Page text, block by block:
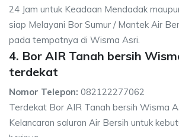
24 Jam untuk Keadaan Mendadak
siap Melayani Bor Sumur / Mantek Air
pada tempatnya di Wisma Asri.
4. Bor AIR Tanah bersih
terdekat
Nomor Telepon: 082122277062
Terdekat Bor AIR Tanah bersih Wisma
Kelancaran saluran Air Bersih untuk